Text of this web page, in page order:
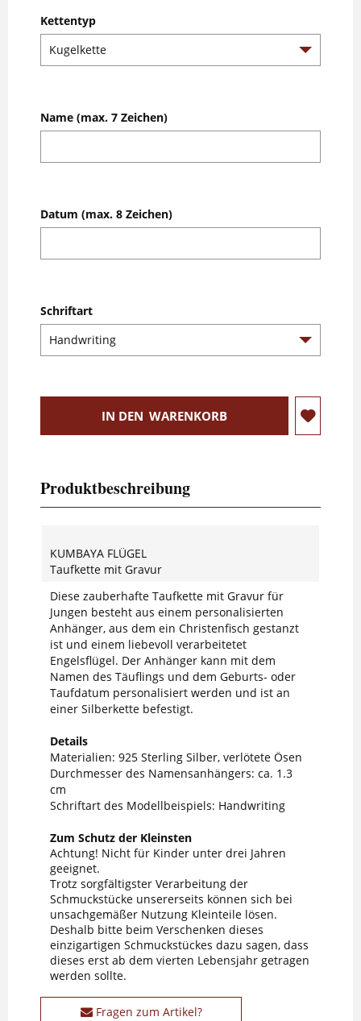
Kettentyp
Name (max. 7 Zeichen)
Datum (max. 8 Zeichen)
Schriftart
IN DEN WARENKORB
Produktbeschreibung
KUMBAYA FLÜGEL
Taufkette mit Gravur
Diese zauberhafte Taufkette mit Gravur für
Jungen besteht aus einem personalisierten
Anhänger, aus dem ein Christenfisch gestanzt
ist und einem liebevoll verarbeitetet
Engelsflügel. Der Anhänger kann mit dem
Namen des Täuflings und dem Geburts- oder
Taufdatum personalisiert werden und ist an
einer Silberkette befestigt.
Details
Materialien: 925 Sterling Silber, verlötete Ösen
Durchmesser des Namensanhängers: ca. 1.3
cm
Schriftart des Modellbeispiels: Handwriting
Zum Schutz der Kleinsten
Achtung! Nicht für Kinder unter drei Jahren
geeignet.
Trotz sorgfältigster Verarbeitung der
Schmuckstücke unsererseits können sich bei
unsachgemäßer Nutzung Kleinteile lösen.
Deshalb bitte beim Verschenken dieses
einzigartigen Schmuckstückes dazu sagen, dass
dieses erst ab dem vierten Lebensjahr getragen
werden sollte.
Fragen zum Artikel?